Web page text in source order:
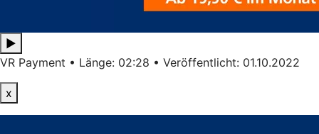
▶
VR Payment • Länge: 02:28 • Veröffentlicht: 01.10.2022
x